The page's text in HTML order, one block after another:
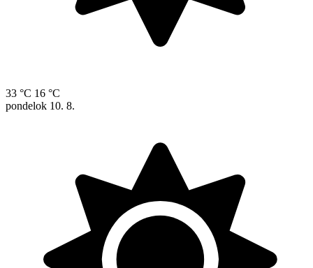
33 °C 16 °C
pondelok 10. 8.